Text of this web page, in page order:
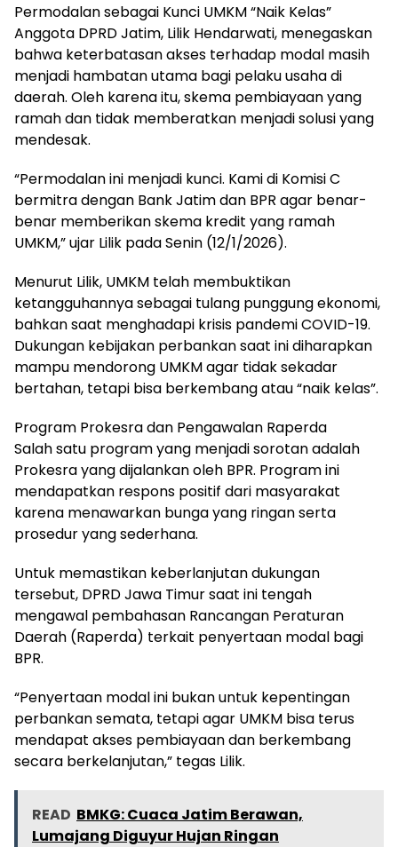
Permodalan sebagai Kunci UMKM “Naik Kelas”
Anggota DPRD Jatim, Lilik Hendarwati, menegaskan
bahwa keterbatasan akses terhadap modal masih
menjadi hambatan utama bagi pelaku usaha di
daerah. Oleh karena itu, skema pembiayaan yang
ramah dan tidak memberatkan menjadi solusi yang
mendesak.
“Permodalan ini menjadi kunci. Kami di Komisi C
bermitra dengan Bank Jatim dan BPR agar benar-
benar memberikan skema kredit yang ramah
UMKM,” ujar Lilik pada Senin (12/1/2026).
Menurut Lilik, UMKM telah membuktikan
ketangguhannya sebagai tulang punggung ekonomi,
bahkan saat menghadapi krisis pandemi COVID-19.
Dukungan kebijakan perbankan saat ini diharapkan
mampu mendorong UMKM agar tidak sekadar
bertahan, tetapi bisa berkembang atau “naik kelas”.
Program Prokesra dan Pengawalan Raperda
Salah satu program yang menjadi sorotan adalah
Prokesra yang dijalankan oleh BPR. Program ini
mendapatkan respons positif dari masyarakat
karena menawarkan bunga yang ringan serta
prosedur yang sederhana.
Untuk memastikan keberlanjutan dukungan
tersebut, DPRD Jawa Timur saat ini tengah
mengawal pembahasan Rancangan Peraturan
Daerah (Raperda) terkait penyertaan modal bagi
BPR.
“Penyertaan modal ini bukan untuk kepentingan
perbankan semata, tetapi agar UMKM bisa terus
mendapat akses pembiayaan dan berkembang
secara berkelanjutan,” tegas Lilik.
READ BMKG: Cuaca Jatim Berawan,
Lumajang Diguyur Hujan Ringan